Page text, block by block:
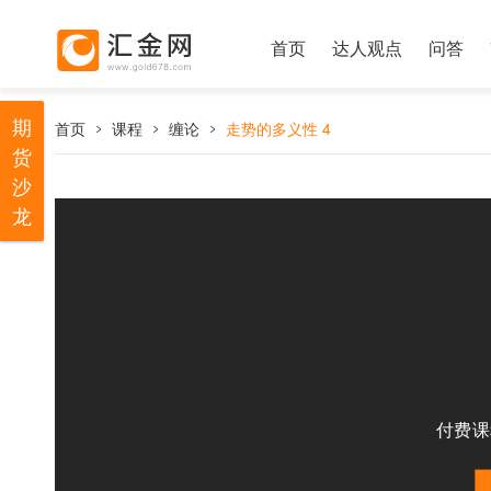
首页 达人观点 问答
首页 课程 缠论 走势的多义性 4
付费
期
货
沙
龙